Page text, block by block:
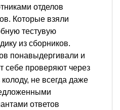
отделов
Которые взяли
тестувую
из сборников.
понавыдергивали и
себе проверяют через
колоду, не всегда даже
ответов